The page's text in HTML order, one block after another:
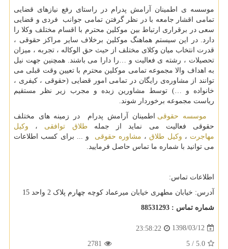
موسسه ی اطمینان آرامش پدرام در راستای رفع نیازهای قضایی
تمامی اقشار جامعه با در نظر گرفتن تمامی جوانب فردی و قضایی
سعی در برقراری ارتباط بین موکلین محترم با اقسام مختلف وکلا را
دارد. در این سیستم هماهنگ موکلین برخلاف سایر مراکز حقوقی ،
قدرت انتخاب میان وکلای مختلف از حیث حق الوکاله ، تجربه ، میزان
تحصیلات ، رشته ی فعالیت و …را دارا می باشند. همچنین جهت نیل
به اهداف والا مجموعه تمامی موکلین محترم با تعیین وقت قبلی می
توانند از مشاوره‌ی رایگان در تمامی امور قضایی (حقوقی ، کیفری ،
خانواده و …) توسط مشاورین زبده و مجرب زیر نظر مستقیم
ریاست مجموعه برخوردار شوند.
موسسه حقوقی اطمینان آرامش پدرام در زمینه های مختلف
حقوقی فعالیت می نماید از جملهطلاق توافقی ، وکیل
مهاجرت ، وکیل طلاق، مشاوره حقوقی و ... برای کسب اطلاعات
می توانید با شماره ما تماس حاصل فرمایید.
اطلاعات تماس:
آدرس: خیابان مطهری خیابان میرعماد کوچه چهارم پلاک 2 واحد 15
شماره تماس : 88531293
1398/03/12
23:58:22
5.0
/
5
2781